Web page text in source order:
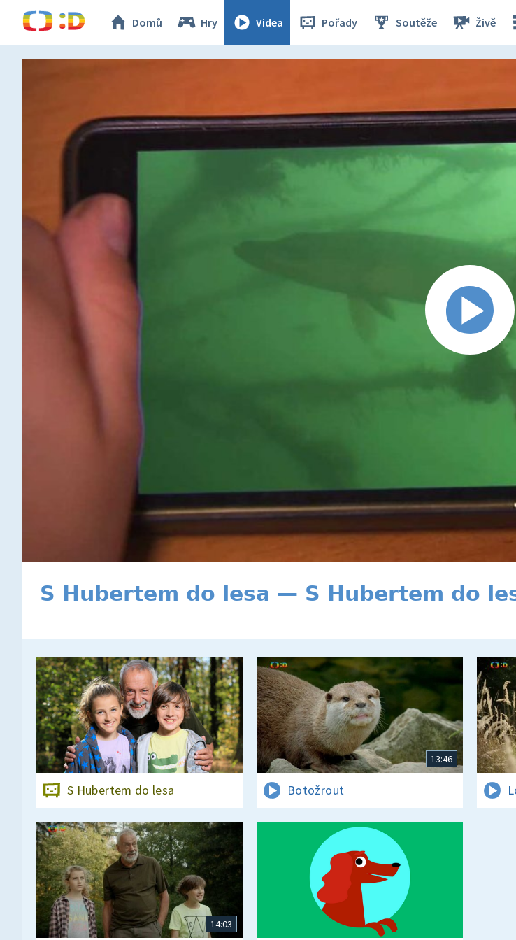
Domů Hry Videa Pořady Soutěže Živě
S Hubertem do lesa — S Hubertem do
S Hubertem do lesa
13:46
Botožrout
14:03